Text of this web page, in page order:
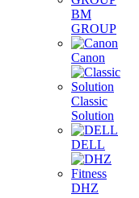
BM
GROUP
Canon
Classic
Solution
DELL
DHZ